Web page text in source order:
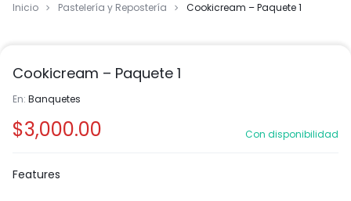
Inicio Pastelería y Repostería Cookicream – Paquete 1
Cookicream – Paquete 1
En: Banquetes
$3,000.00 Con disponibilidad
Features